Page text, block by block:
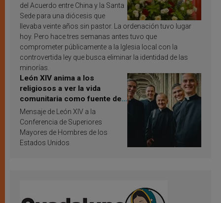
del Acuerdo entre China y la Santa
Sede para una diócesis que
llevaba veinte años sin pastor. La ordenación tuvo lugar
hoy. Pero hace tres semanas antes tuvo que
comprometer públicamente a la Iglesia local con la
controvertida ley que busca eliminar la identidad de las
minorías.
León XIV anima a los
religiosos a ver la vida
comunitaria como fuente de
inspiración y santificación
Mensaje de León XIV a la
Conferencia de Superiores
Mayores de Hombres de los
Estados Unidos